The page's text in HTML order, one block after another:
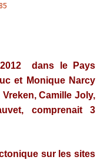
dans le Pays
et Monique Narcy
Camille Joly,
comprenait 3
sur les sites